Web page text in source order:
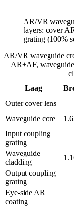
AR/VR
layers: cover
grating (100%
AR/VR waveguide
AR+AF,
Laag
Outer cover lens
Waveguide core
Input coupling
grating
Waveguide
cladding
Output coupling
grating
Eye-side AR
coating